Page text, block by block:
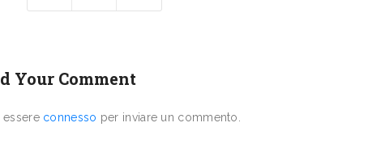
Your Comment
essere connesso per inviare un commento.